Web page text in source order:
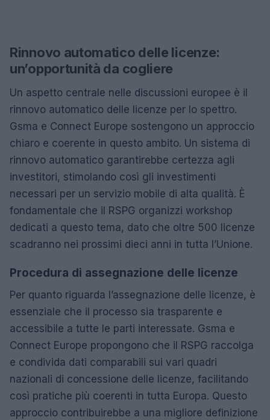
Rinnovo automatico delle licenze:
un’opportunità da cogliere
Un aspetto centrale nelle discussioni europee è il
rinnovo automatico delle licenze per lo spettro.
Gsma e Connect Europe sostengono un approccio
chiaro e coerente in questo ambito. Un sistema di
rinnovo automatico garantirebbe certezza agli
investitori, stimolando così gli investimenti
necessari per un servizio mobile di alta qualità. È
fondamentale che il RSPG organizzi workshop
dedicati a questo tema, dato che oltre 500 licenze
scadranno nei prossimi dieci anni in tutta l’Unione.
Procedura di assegnazione delle licenze
Per quanto riguarda l’assegnazione delle licenze, è
essenziale che il processo sia trasparente e
accessibile a tutte le parti interessate. Gsma e
Connect Europe propongono che il RSPG raccolga
e condivida dati comparabili sui vari quadri
nazionali di concessione delle licenze, facilitando
così pratiche più coerenti in tutta Europa. Questo
approccio contribuirebbe a una migliore definizione